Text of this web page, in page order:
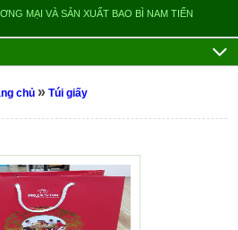
MẠI VÀ SẢN XUẤT BAO BÌ NAM TIẾN
chủ » Túi giấy